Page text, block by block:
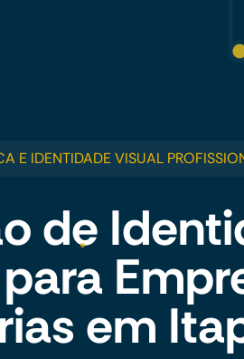
E IDENTIDADE VISUAL
de
em